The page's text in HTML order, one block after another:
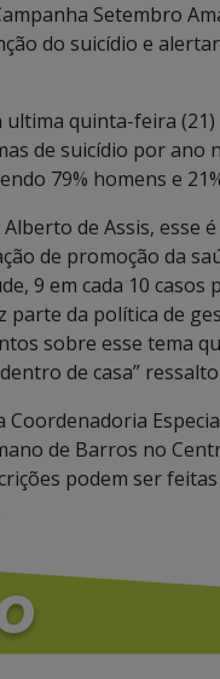
Setembro
do suicídio e
quinta-feira
de suicídio por ano
79% homens e
de Assis, esse
de promoção da
9 em cada 10
da política de
sobre esse tema
de casa”
Coordenadoria
de Barros no
podem ser